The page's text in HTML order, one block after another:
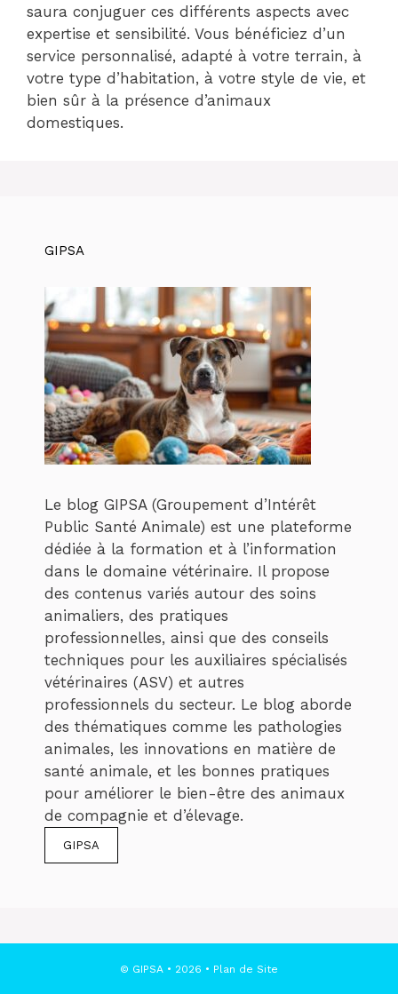
saura conjuguer ces différents aspects avec
expertise et sensibilité. Vous bénéficiez d’un
service personnalisé, adapté à votre terrain, à
votre type d’habitation, à votre style de vie, et
bien sûr à la présence d’animaux
domestiques.
GIPSA
Le blog GIPSA (Groupement d’Intérêt
Public Santé Animale) est une plateforme
dédiée à la formation et à l’information
dans le domaine vétérinaire. Il propose
des contenus variés autour des soins
animaliers, des pratiques
professionnelles, ainsi que des conseils
techniques pour les auxiliaires spécialisés
vétérinaires (ASV) et autres
professionnels du secteur. Le blog aborde
des thématiques comme les pathologies
animales, les innovations en matière de
santé animale, et les bonnes pratiques
pour améliorer le bien-être des animaux
de compagnie et d’élevage.
GIPSA
© GIPSA • 2026 • Plan de Site